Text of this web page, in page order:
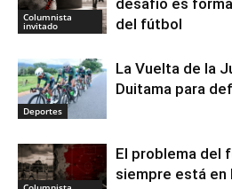
Columnista
invitado
del fútbol
Deportes
La Vuelta de la
Duitama para
El problema del
siempre está en